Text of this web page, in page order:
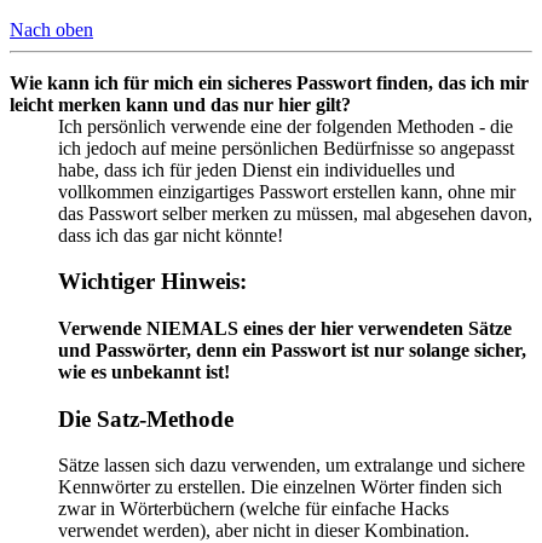
Nach oben
Wie kann ich für mich ein sicheres Passwort finden, das ich mir
leicht merken kann und das nur hier gilt?
Ich persönlich verwende eine der folgenden Methoden - die
ich jedoch auf meine persönlichen Bedürfnisse so angepasst
habe, dass ich für jeden Dienst ein individuelles und
vollkommen einzigartiges Passwort erstellen kann, ohne mir
das Passwort selber merken zu müssen, mal abgesehen davon,
dass ich das gar nicht könnte!
Wichtiger Hinweis:
Verwende NIEMALS eines der hier verwendeten Sätze
und Passwörter, denn ein Passwort ist nur solange sicher,
wie es unbekannt ist!
Die Satz-Methode
Sätze lassen sich dazu verwenden, um extralange und sichere
Kennwörter zu erstellen. Die einzelnen Wörter finden sich
zwar in Wörterbüchern (welche für einfache Hacks
verwendet werden), aber nicht in dieser Kombination.